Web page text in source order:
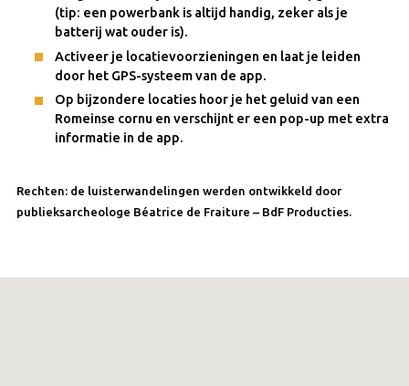
(tip: een powerbank is altijd handig, zeker als je
batterij wat ouder is).
Activeer je locatievoorzieningen en laat je leiden
door het GPS-systeem van de app.
Op bijzondere locaties hoor je het geluid van een
Romeinse cornu en verschijnt er een pop-up met extra
informatie in de app.
Rechten: de luisterwandelingen werden ontwikkeld door
publieksarcheologe Béatrice de Fraiture – BdF Producties.